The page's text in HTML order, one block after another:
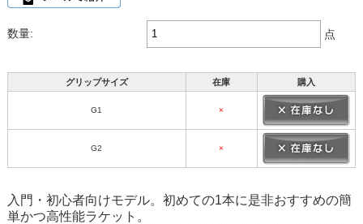
数量: 点
グリップサイズ 在庫 購入
G1 ×
G2 ×
入門・初心者向けモデル。初めての1本に是非おすすめの簡
単かつ高性能ラケット。